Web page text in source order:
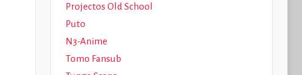
Projectos Old School
Puto
N3-Anime
Tomo Fansub